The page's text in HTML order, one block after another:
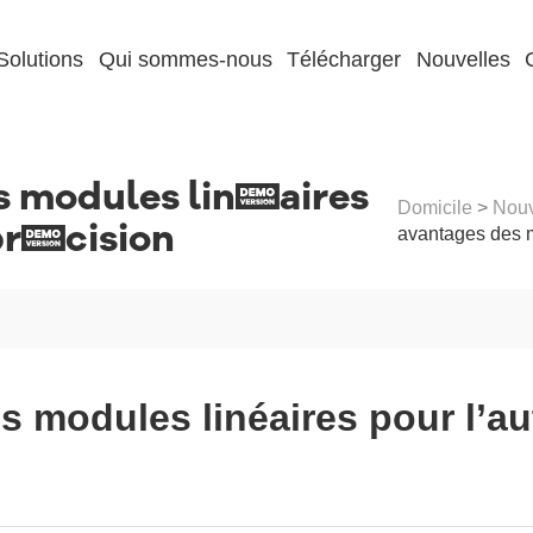
Qui sommes-nous Télécharger Nouvelles
modules linéaires
Domicile >
avantages des
modules linéaires pour